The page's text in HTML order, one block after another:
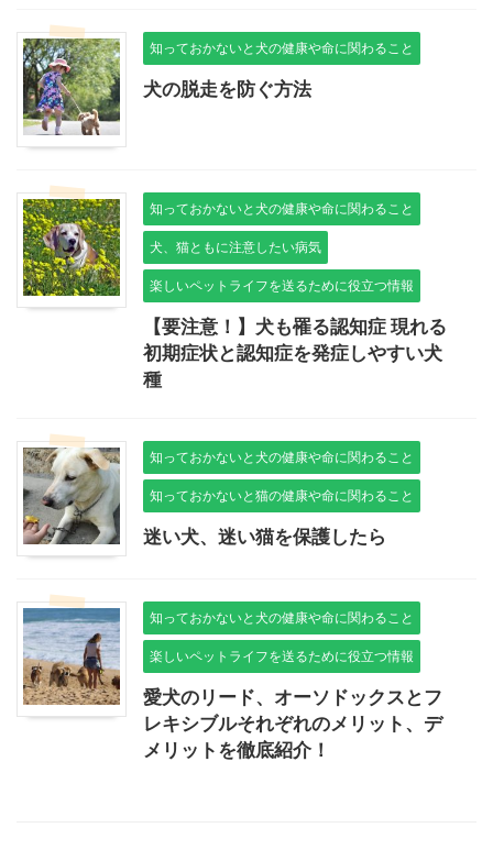
知っておかないと犬の健康や命に関わること
犬の脱走を防ぐ方法
知っておかないと犬の健康や命に関わること
犬、猫ともに注意したい病気
楽しいペットライフを送るために役立つ情報
【要注意！】犬も罹る認知症 現れる
初期症状と認知症を発症しやすい犬
種
知っておかないと犬の健康や命に関わること
知っておかないと猫の健康や命に関わること
迷い犬、迷い猫を保護したら
知っておかないと犬の健康や命に関わること
楽しいペットライフを送るために役立つ情報
愛犬のリード、オーソドックスとフ
レキシブルそれぞれのメリット、デ
メリットを徹底紹介！